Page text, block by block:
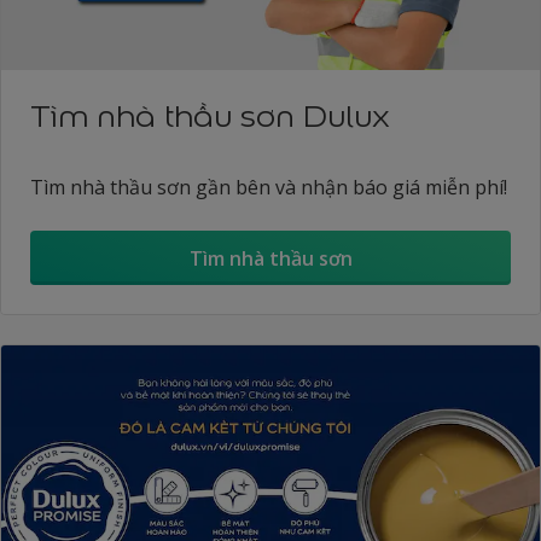
Tìm nhà thầu sơn Dulux
Tìm nhà thầu sơn gần bên và nhận báo giá miễn phí!
Tìm nhà thầu sơn